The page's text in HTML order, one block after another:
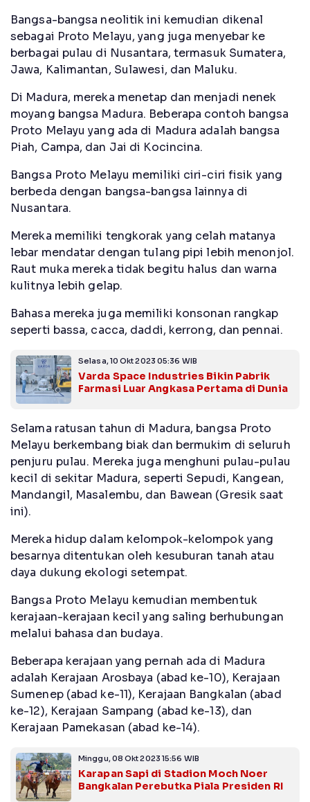
Bangsa-bangsa neolitik ini kemudian dikenal
sebagai Proto Melayu, yang juga menyebar ke
berbagai pulau di Nusantara, termasuk Sumatera,
Jawa, Kalimantan, Sulawesi, dan Maluku.
Di Madura, mereka menetap dan menjadi nenek
moyang bangsa Madura. Beberapa contoh bangsa
Proto Melayu yang ada di Madura adalah bangsa
Piah, Campa, dan Jai di Kocincina.
Bangsa Proto Melayu memiliki ciri-ciri fisik yang
berbeda dengan bangsa-bangsa lainnya di
Nusantara.
Mereka memiliki tengkorak yang celah matanya
lebar mendatar dengan tulang pipi lebih menonjol.
Raut muka mereka tidak begitu halus dan warna
kulitnya lebih gelap.
Bahasa mereka juga memiliki konsonan rangkap
seperti bassa, cacca, daddi, kerrong, dan pennai.
Selasa, 10 Okt 2023 05:36 WIB
Varda Space Industries Bikin Pabrik
Farmasi Luar Angkasa Pertama di Dunia
Selama ratusan tahun di Madura, bangsa Proto
Melayu berkembang biak dan bermukim di seluruh
penjuru pulau. Mereka juga menghuni pulau-pulau
kecil di sekitar Madura, seperti Sepudi, Kangean,
Mandangil, Masalembu, dan Bawean (Gresik saat
ini).
Mereka hidup dalam kelompok-kelompok yang
besarnya ditentukan oleh kesuburan tanah atau
daya dukung ekologi setempat.
Bangsa Proto Melayu kemudian membentuk
kerajaan-kerajaan kecil yang saling berhubungan
melalui bahasa dan budaya.
Beberapa kerajaan yang pernah ada di Madura
adalah Kerajaan Arosbaya (abad ke-10), Kerajaan
Sumenep (abad ke-11), Kerajaan Bangkalan (abad
ke-12), Kerajaan Sampang (abad ke-13), dan
Kerajaan Pamekasan (abad ke-14).
Minggu, 08 Okt 2023 15:56 WIB
Karapan Sapi di Stadion Moch Noer
Bangkalan Perebutka Piala Presiden RI